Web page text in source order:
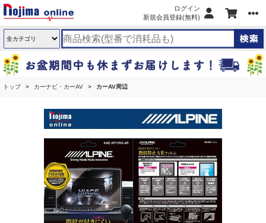
ログイン
新規会員登録(無料)
トップ カーナビ・カーAV カーAV周辺